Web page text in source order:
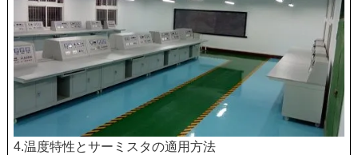
4.温度特性とサーミスタの適用方法